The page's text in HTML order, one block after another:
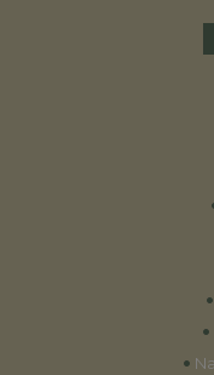
•
•
•